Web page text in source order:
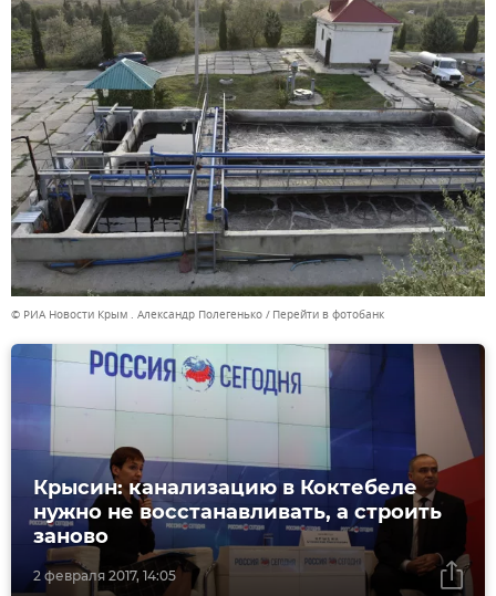
© РИА Новости Крым . Александр Полегенько Перейти в фотобанк
2 февраля 2017, 14:05
Крысин: канализацию в Коктебеле
нужно не восстанавливать, а строить
заново